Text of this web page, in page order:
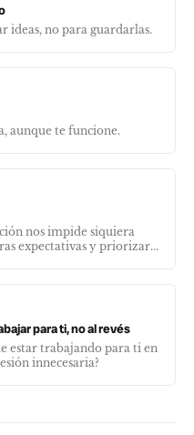
ideas, no para guardarlas.
aunque te funcione.
nos impide siquiera
expectativas y priorizar...
para ti, no al revés
estar trabajando para ti en
innecesaria?